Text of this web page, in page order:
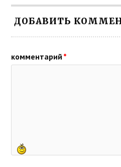
ДОБАВИТЬ
комментарий *